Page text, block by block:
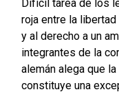
Difícil tarea de los
roja entre la
y al derecho a un
integrantes de la
alemán alega que
constituye una